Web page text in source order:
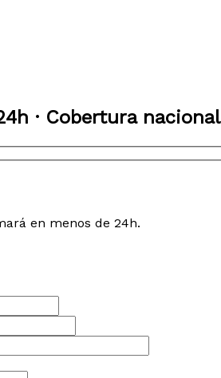
· Cobertura nacional
en menos de 24h.